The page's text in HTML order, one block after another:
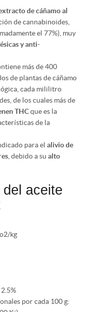
de cáñamo al
de cannabinoides,
el 77%), muy
y anti-
más de 400
de plantas de cáñamo
cada mililitro
de los cuales más de
THCque es la
de la
para el alivio de
, debido a su alto
aceite
kg
2.5%
por cada 100 g: